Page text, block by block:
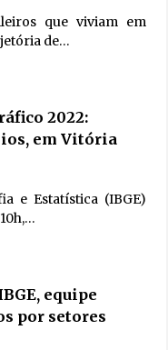
que viviam em
de…
2022:
em Vitória
e Estatística (IBGE)
equipe
por setores